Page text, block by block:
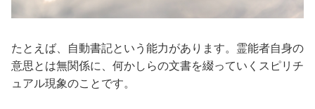
たとえば、自動書記という能力があります。霊能者自身の
意思とは無関係に、何かしらの文書を綴っていくスピリチ
ュアル現象のことです。